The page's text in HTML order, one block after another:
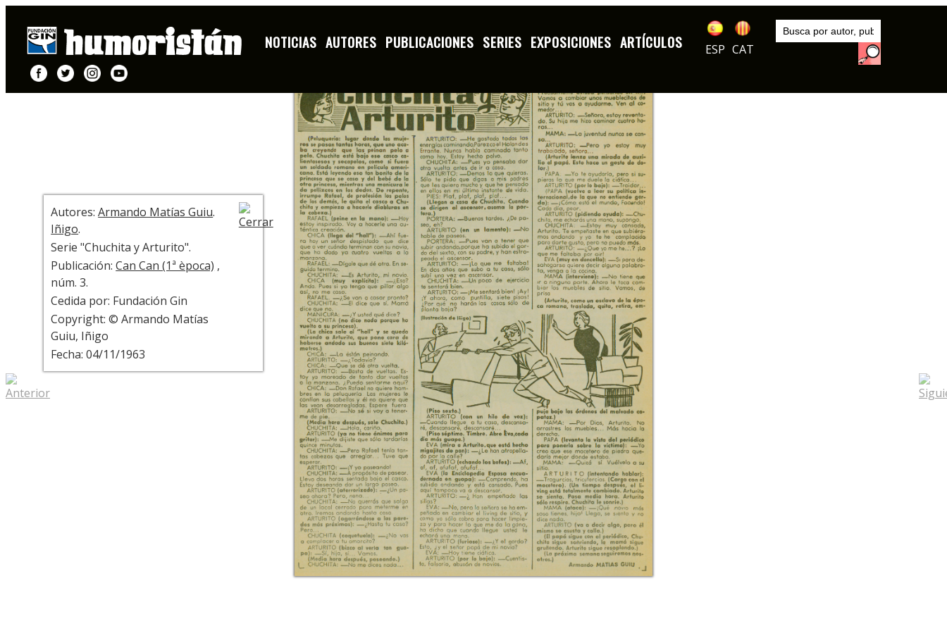
NOTICIAS AUTORES PUBLICACIONES SERIES EXPOSICIONES ARTÍCULOS ESP CAT
Autores
Armando Matías Guiu
+ INFO
Autores:Armando Matías Guiu.
Iñigo.
Serie "Chuchita y Arturito".
Publicación:Can Can (1ª època) ,
núm. 3.
Cedida por: Fundación Gin
Copyright: © Armando Matías
Guiu, Iñigo
Fecha: 04/11/1963